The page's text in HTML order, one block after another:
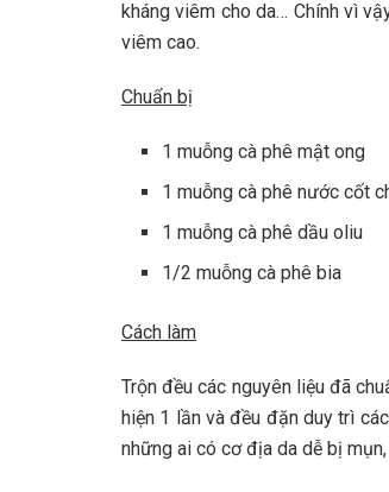
kháng viêm cho da… Chính vì
viêm cao.
Chuẩn bị
1 muỗng cà phê mật ong
1 muỗng cà phê nước cốt
1 muỗng cà phê dầu oliu
1/2 muỗng cà phê bia
Cách làm
Trộn đều các nguyên liệu đã
hiện 1 lần và đều đặn duy trì
những ai có cơ địa da dễ bị